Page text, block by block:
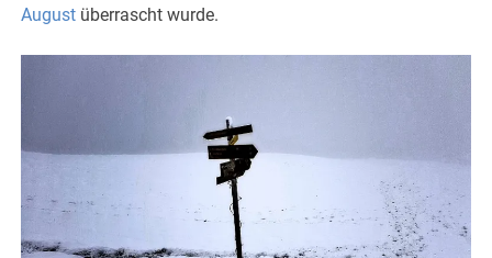
August überrascht wurde.